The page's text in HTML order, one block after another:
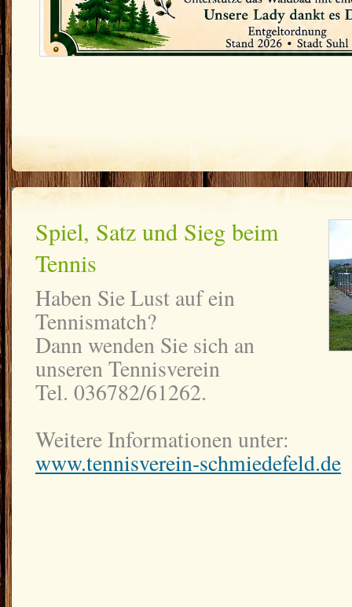
Spiel, Satz und Sieg beim
Tennis
Haben Sie Lust auf ein
Tennismatch?
Dann wenden Sie sich an
unseren Tennisverein
Tel. 036782/61262.
Weitere Informationen unter:
www.tennisverein-schmiedefeld.de